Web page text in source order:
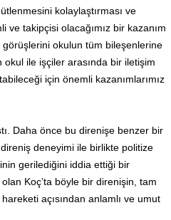
kolaylaştırması ve
ve takipçisi olacağımız bir kazanım
görüşlerini okulun tüm bileşenlerine
ile işçiler arasında bir iletişim
için önemli kazanımlarımız
Daha önce bu direnişe benzer bir
deneyimi ile birlikte politize
gerilediğini iddia ettiği bir
Koç’ta böyle bir direnişin, tam
açısından anlamlı ve umut